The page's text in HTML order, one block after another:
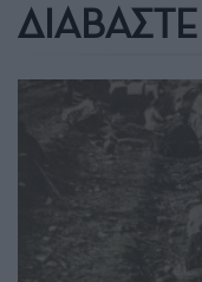
ΔΙΑΒΑΣΤΕ